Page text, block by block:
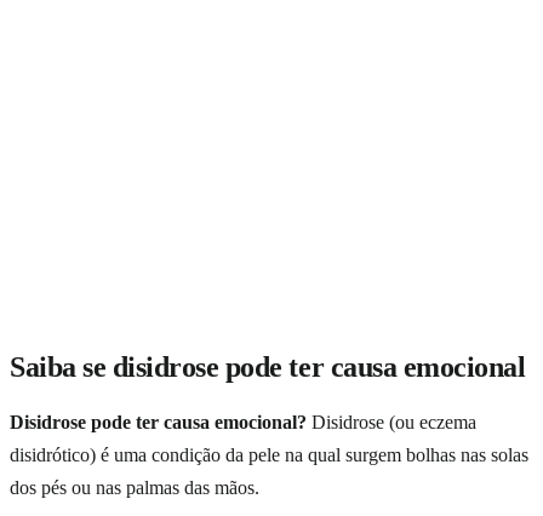
Saiba se disidrose pode ter causa emocional
Disidrose pode ter causa emocional? Disidrose (ou eczema
disidrótico) é uma condição da pele na qual surgem bolhas nas solas
dos pés ou nas palmas das mãos.